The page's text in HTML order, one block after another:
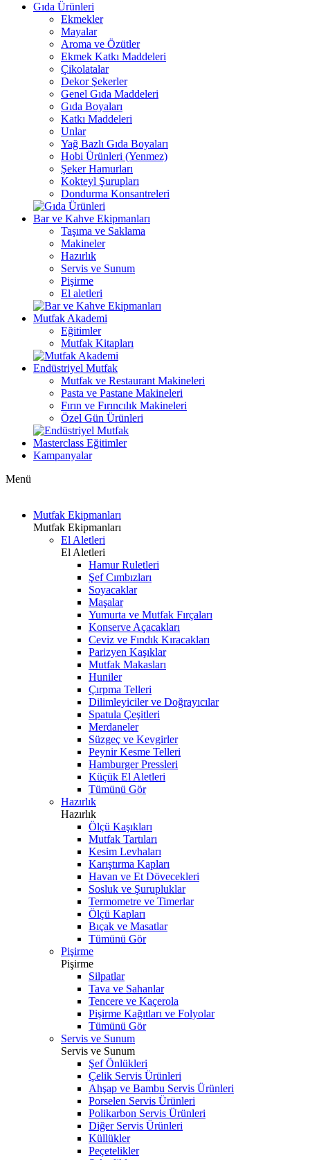
Gıda Ürünleri
Ekmekler
Mayalar
Aroma ve Özütler
Ekmek Katkı Maddeleri
Çikolatalar
Dekor Şekerler
Genel Gıda Maddeleri
Gıda Boyaları
Katkı Maddeleri
Unlar
Yağ Bazlı Gıda Boyaları
Hobi Ürünleri (Yenmez)
Şeker Hamurları
Kokteyl Şurupları
Dondurma Konsantreleri
Bar ve Kahve Ekipmanları
Taşıma ve Saklama
Makineler
Hazırlık
Servis ve Sunum
Pişirme
El aletleri
Mutfak Akademi
Eğitimler
Mutfak Kitapları
Endüstriyel Mutfak
Mutfak ve Restaurant Makineleri
Pasta ve Pastane Makineleri
Fırın ve Fırıncılık Makineleri
Özel Gün Ürünleri
Masterclass Eğitimler
Kampanyalar
Menü
Mutfak Ekipmanları
Mutfak Ekipmanları
El Aletleri
El Aletleri
Hamur Ruletleri
Şef Cımbızları
Soyacaklar
Maşalar
Yumurta ve Mutfak Fırçaları
Konserve Açacakları
Ceviz ve Fındık Kıracakları
Parizyen Kaşıklar
Mutfak Makasları
Huniler
Çırpma Telleri
Dilimleyiciler ve Doğrayıcılar
Spatula Çeşitleri
Merdaneler
Süzgeç ve Kevgirler
Peynir Kesme Telleri
Hamburger Pressleri
Küçük El Aletleri
Tümünü Gör
Hazırlık
Hazırlık
Ölçü Kaşıkları
Mutfak Tartıları
Kesim Levhaları
Karıştırma Kapları
Havan ve Et Dövecekleri
Sosluk ve Şurupluklar
Termometre ve Timerlar
Ölçü Kapları
Bıçak ve Masatlar
Tümünü Gör
Pişirme
Pişirme
Silpatlar
Tava ve Sahanlar
Tencere ve Kaçerola
Pişirme Kağıtları ve Folyolar
Tümünü Gör
Servis ve Sunum
Servis ve Sunum
Şef Önlükleri
Çelik Servis Ürünleri
Ahşap ve Bambu Servis Ürünleri
Porselen Servis Ürünleri
Polikarbon Servis Ürünleri
Diğer Servis Ürünleri
Küllükler
Peçetelikler